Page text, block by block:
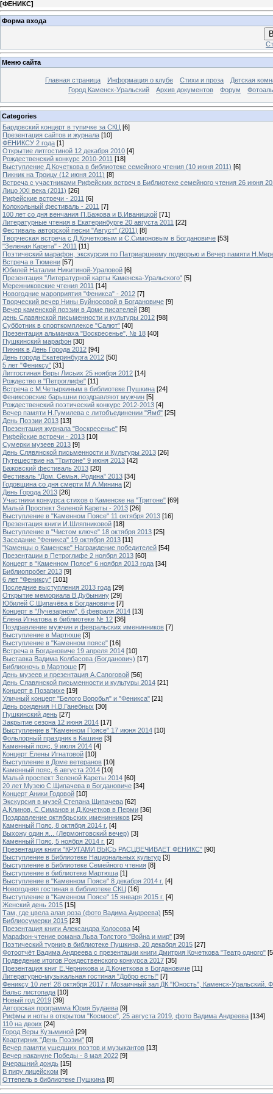
[ФЕНИКС]
Форма входа
Меню сайта
Главная страница Информация о клубе Стихи и проза
Детская
Город Каменск-Уральский
Архив документов Форум
Categories
Бардовский концерт в тупичке за СКЦ [6]
Презентация сайтов и журнала [10]
ФЕНИКСУ 2 года [1]
Открытие литгостиной 12 декабря 2010 [4]
Рождественский конкурс 2010-2011 [18]
Выступление Д.Кочеткова в библиотеке семейного чтения (10 июня 2011) [6]
Пикник на Троицу (12 июня 2011) [8]
Встреча с участниками Рифейских встреч в Библиотеке семейного чтения 26 июня
Лицо XXI века (2011) [26]
Рифейские встречи - 2011 [6]
Колокольный фестиваль - 2011 [7]
100 лет со дня венчания П.Бажова и В.Иваницкой [71]
Литературные чтения в Екатеринбурге 20 августа 2011 [22]
Фестиваль авторской песни "Август" (2011) [8]
Творческая встреча с Д.Кочетковым и С.Симоновым в Богдановиче [53]
"Зеленая Карета" - 2011 [11]
Поэтический марафон, экскурсия по Патриаршеему подворью и Вечер памяти
Встреча в Тюмени [57]
Юбилей Наталии Никитиной-Ураловой [6]
Презентация "Литературной карты Каменска-Уральского" [5]
Мережниковские чтения 2011 [14]
Новогодние мароприятия "Феникса" - 2012 [7]
Творческий вечер Нины Буйносовой в Богдановиче [9]
Вечер каменской поэзии в Доме писателей [38]
день Славянской письменности и культуры 2012 [98]
Субботник в спорткомплексе "Салют" [40]
Презентация альманаха "Воскресенье", № 18 [40]
Пушкинский марафон [30]
Пикник в День Города 2012 [94]
День города Екатеринбурга 2012 [50]
5 лет "Фениксу" [31]
Литгостиная Веры Лисьих 25 ноября 2012 [14]
Рождество в "Петроглифе" [11]
Встреча с М.Четыркиным в библиотеке Пушкина [24]
Фениксовские барышни поздравляют мужчин [5]
Рождественский поэтический конкурс 2012-2013 [4]
Вечер памяти Н.Гумилева с литобъединении "Ямб" [25]
День Поэзии 2013 [13]
Презентация журнала "Воскресенье" [5]
Рифейские встречи - 2013 [10]
Сумерки музеев 2013 [9]
День Слявянской письменности и Культуры 2013 [26]
Путешествие на "Тритоне" 9 июня 2013 [42]
Бажовский фестиваль 2013 [20]
Фестиваль "Дом. Семья. Родина" 2013 [34]
Годовщина со дня смерти М.А.Минина [2]
День Города 2013 [26]
Участники конкурса стихов о Каменске на "Тритоне" [69]
Малый Проспект Зеленой Кареты - 2013 [26]
Выступление в "Каменном Поясе" 11 октября 2013 [16]
Презентация книги И.Шляпниковой [18]
Выступление в "Чистом ключе" 18 октября 2013 [25]
Заседание "Феникса" 19 октября 2013 [11]
"Каменцы о Каменске" Награждение победителей [54]
Презентации в Петроглифе 2 ноября 2013 [60]
Концерт в "Каменном Поясе" 6 ноября 2013 года [34]
Библиопробег 2013 [9]
6 лет "Фениксу" [101]
Последние выступления 2013 года [29]
Открытие мемориала В.Дубынину [29]
Юбилей С.Щипачёва в Богдановиче [7]
Концерт в "Лучезарном", 6 февраля 2014 [13]
Елена Игнатова в библиотеке № 12 [36]
Поздравление мужчин и февральских именинников [7]
Выступление в Мартюше [3]
Выступление в "Каменном поясе" [16]
Встреча в Богдановиче 19 апреля 2014 [10]
Выставка Вадима Колбасова (Богданович) [17]
Библионочь в Мартюше [7]
День музеев и презентация А.Сапоговой [56]
День Славянской письменности и культуры 2014 [21]
Концерт в Позарихе [19]
Уличный концерт "Белого Воробья" и "Феникса" [21]
День рождения Н.В.Ганебных [30]
Пушкинский день [27]
Закрытие сезона 12 июня 2014 [17]
Выступление в "Каменном Поясе" 17 июня 2014 [10]
Фольлорный праздник в Кашине [3]
Каменный пояс, 9 июля 2014 [4]
Концерт Елены Игнатовой [10]
Выступление в Доме ветеранов [10]
Каменный пояс, 6 августа 2014 [10]
Малый проспект Зеленой Кареты 2014 [60]
20 лет Музею С.Щипачева в Богдановиче [34]
Концерт Аники Годовой [10]
Экскурсия в музей Степана Щипачева [62]
А.Клинов, С.Симанов и Д.Кочетков в Перми [36]
Поздравление октябрьских именинников [25]
Каменный Пояс, 8 октября 2014 г. [4]
Выхожу один я... (Лермонтовский вечер) [3]
Каменный Пояс, 5 ноября 2014 г. [2]
Презентация книги "КРУГАМИ ВЫСЬ РАСЦВЕЧИВАЕТ ФЕНИКС" [90]
Выступление в Библиотеке Национальных культур [3]
Выступление в Библиотеке Семейного чтения [8]
Выступление в библиотеке Мартюша [1]
Выступление в "Каменном Поясе" 8 декабря 2014 г. [4]
Новогодняя гостиная в библиотеке СКЦ [16]
Выступление в "Каменном Поясе" 15 января 2015 г. [4]
Женский день 2015 [15]
Там, где цвела алая роза (фото Вадима Андреева) [55]
Библиосумерки 2015 [23]
Презентация книги Александра Колосова [4]
Марафон-чтение романа Льва Толстого "Война и мир" [39]
Поэтический турнир в библиотеке Пушкина, 20 декабря 2015 [27]
Фотоотчёт Вадима Андреева с презентации книги Дмитрия Кочеткова "Театр одного"
Подведение итогов Рождественского конкурса 2017 [35]
Презентация книг Е.Черникова и Д.Кочеткова в Богдановиче [11]
Литературно-музыкальная гостиная "Добро есть!" [7]
Фениксу 10 лет! 28 октября 2017 г. Мозаичный зал ДК "Юность", Каменск-Уральский.
Вальс листопада [10]
Новый год 2019 [39]
Авторская программа Юрия Будаева [9]
Рифмы и ноты в открытом "Космосе", 25 августа 2019, фото Вадима Андреева [134]
110 на двоих [24]
Город Веры Кузьминой [29]
Квартирник "День Поэзии" [0]
Вечер памяти ушедших поэтов и музыкантов [13]
Вечер накануне Победы - 8 мая 2022 [9]
Вчерашний дождь [15]
В пиру лицейском [9]
Оттепель в библиотеке Пушкина [8]